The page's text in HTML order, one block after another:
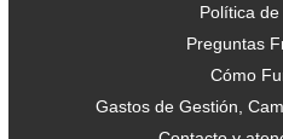
Política
Preguntas
Cómo
Gastos de Gestión,